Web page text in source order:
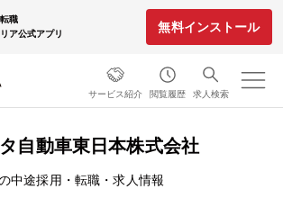
職
ア公式アプリ
無料インストール
サービス紹介 閲覧履歴 求人検索
タ自動車東日本株式会社
中途採用・転職・求人情報